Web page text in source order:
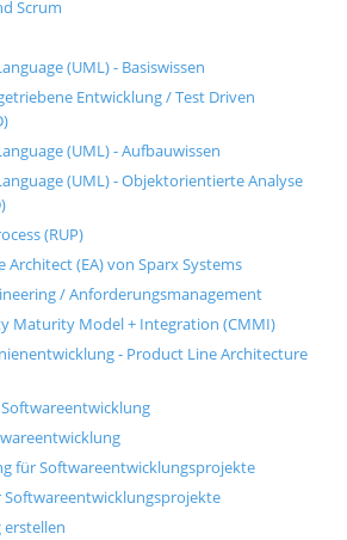
Scrum
(UML) - Basiswissen
Entwicklung / Test Driven
(UML) - Aufbauwissen
(UML) - Objektorientierte Analyse
(RUP)
Architect (EA) von Sparx Systems
/ Anforderungsmanagement
Maturity Model + Integration (CMMI)
- Product Line Architecture
für Softwareentwicklungsprojekte
erstellen